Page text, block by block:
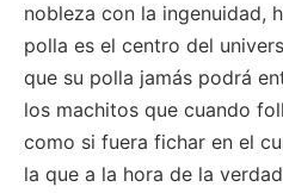
nobleza con la ingenuidad,
polla es el centro del
que su polla jamás podrá
los machitos que cuando
como si fuera fichar en el
la que a la hora de la